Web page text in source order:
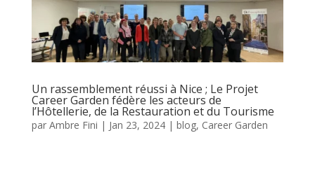
Un rassemblement réussi à Nice ; Le Projet
Career Garden fédère les acteurs de
l’Hôtellerie, de la Restauration et du Tourisme
par Ambre Fini | Jan 23, 2024| blog, Career Garden